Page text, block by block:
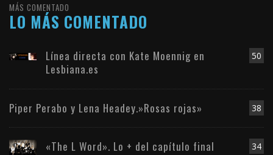
MÁS COMENTADO
LO MÁS COMENTADO
50
Línea directa con Kate Moennig en
Lesbiana.es
38
Piper Perabo y Lena Headey.»Rosas rojas»
34
«The L Word». Lo + del capítulo final